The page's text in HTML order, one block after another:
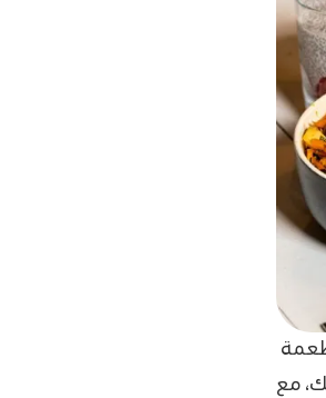
مع